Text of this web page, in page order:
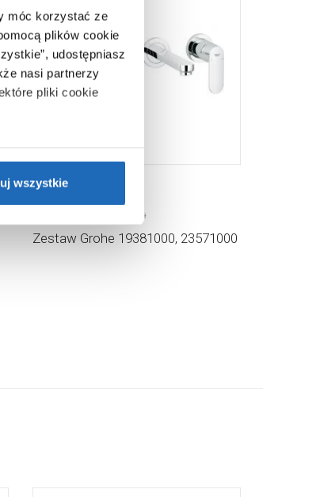
móc korzystać ze
plików cookie
udostępniasz
nasi partnerzy
pliki cookie
chcesz uzyskać
wszystkie
1 244
zł
Zestaw Grohe 19381000, 23571000